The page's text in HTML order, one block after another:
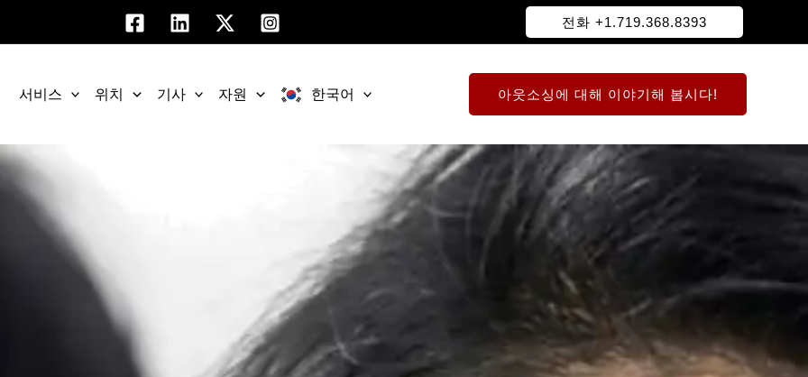
전화 +1.719.368.8393
서비스 위치 기사 자원 한국어 아웃소싱에 대해 이야기해 봅시다!